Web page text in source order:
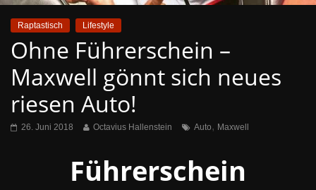
Raptastisch Lifestyle
Ohne Führerschein –
Maxwell gönnt sich neues
riesen Auto!
26. Juni 2018 Octavius Hallenstein Auto, Maxwell
Führerschein